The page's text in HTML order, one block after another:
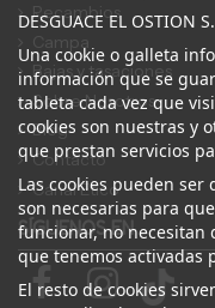
Recambios
Campa
Bajas y tasaciones
Sobre Nosotros
Blog
Contacto
Canal Ético
DESGUACE EL OSTION
Una cookie o galleta
información que se
tableta cada vez que
cookies son nuestras y
que prestan servicios
Las cookies pueden ser
son necesarias para
funcionar, no necesitan
que tenemos activadas
El resto de cookies
SÍGUENOS EN